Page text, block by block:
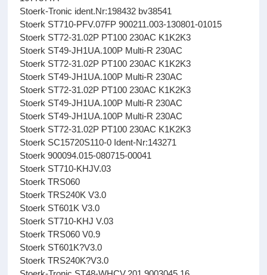
Stoerk-Tronic ident.Nr:198432 bv38541
Stoerk ST710-PFV.07FP 900211.003-130801-01015
Stoerk ST72-31.02P PT100 230AC K1K2K3
Stoerk ST49-JH1UA.100P Multi-R 230AC
Stoerk ST72-31.02P PT100 230AC K1K2K3
Stoerk ST49-JH1UA.100P Multi-R 230AC
Stoerk ST72-31.02P PT100 230AC K1K2K3
Stoerk ST49-JH1UA.100P Multi-R 230AC
Stoerk ST49-JH1UA.100P Multi-R 230AC
Stoerk ST72-31.02P PT100 230AC K1K2K3
Stoerk SC15720S110-0 Ident-Nr:143271
Stoerk 900094.015-080715-00041
Stoerk ST710-KHJV.03
Stoerk TRS060
Stoerk TRS240K V3.0
Stoerk ST601K V3.0
Stoerk ST710-KHJ V.03
Stoerk TRS060 V0.9
Stoerk ST601K?V3.0
Stoerk TRS240K?V3.0